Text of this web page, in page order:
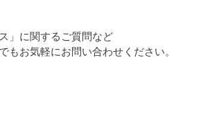
」に関するご質問など
もお気軽にお問い合わせください。